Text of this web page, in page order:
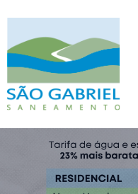
HOME
INSTITUCIONAL
COMPLIANCE
PRESTADOS